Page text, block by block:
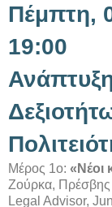
Πέμπτη,
19:00
Μέρος 1ο: «Νέοι
Ζούρκα, Πρέσβης
Legal Advisor,